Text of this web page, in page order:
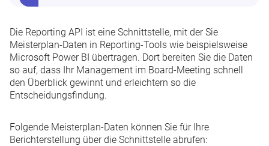
Die Reporting API ist eine Schnittstelle, mit der Sie
Meisterplan-Daten in Reporting-Tools wie beispielsweise
Microsoft Power BI übertragen. Dort bereiten Sie die Daten
so auf, dass Ihr Management im Board-Meeting schnell
den Überblick gewinnt und erleichtern so die
Entscheidungsfindung.
Folgende Meisterplan-Daten können Sie für Ihre
Berichterstellung über die Schnittstelle abrufen: